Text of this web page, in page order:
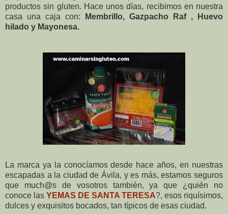
productos sin gluten. Hace unos días, recibimos en nuestra
casa una caja con:
Membrillo, Gazpacho Raf , Huevo
hilado y Mayonesa.
La marca ya la conocíamos desde hace años, en nuestras
escapadas a la ciudad de Ávila, y es más, estamos seguros
que much@s de vosotros también, ya que ¿quién no
conoce las YEMAS DE SANTA TERESA?, esos riquísimos,
dulces y exquisitos bocados, tan típicos de esas ciudad.